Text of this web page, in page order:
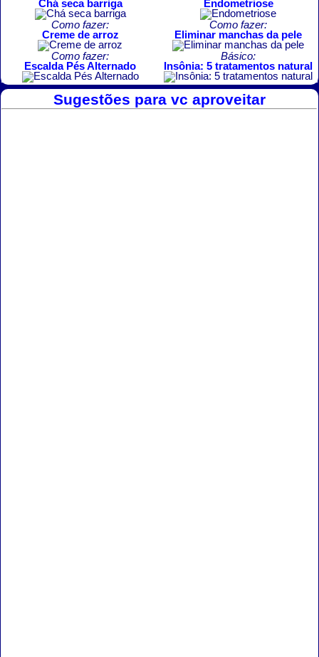
Chá seca barriga
Endometriose
Como fazer:
Creme de arroz
Como fazer:
Eliminar manchas da pele
Como fazer:
Escalda Pés Alternado
Básico:
Insônia: 5 tratamentos natural
Sugestões para vc aproveitar